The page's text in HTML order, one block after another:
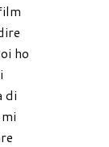
ho
di